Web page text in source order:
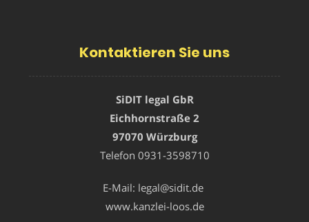
Kontaktieren Sie uns
SiDIT legal GbR
Eichhornstraße 2
97070 Würzburg
Telefon 0931-3598710
E-Mail: legal@sidit.de
www.kanzlei-loos.de